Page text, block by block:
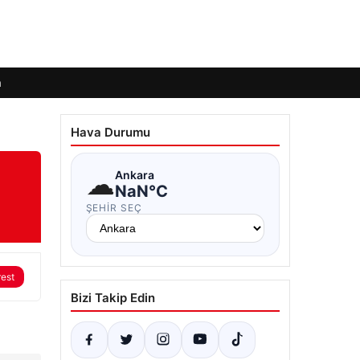
Hava Durumu
☁Ankara
NaN°C
ŞEHIR SEÇ
Bizi Takip Edin